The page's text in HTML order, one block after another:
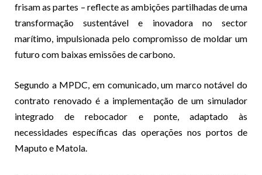
frisam as partes – reflecte as ambições partilhadas de uma
transformação sustentável e inovadora no sector
marítimo, impulsionada pelo compromisso de moldar um
futuro com baixas emissões de carbono.
Segundo a MPDC, em comunicado, um marco notável do
contrato renovado é a implementação de um simulador
integrado de rebocador e ponte, adaptado às
necessidades específicas das operações nos portos de
Maputo e Matola.